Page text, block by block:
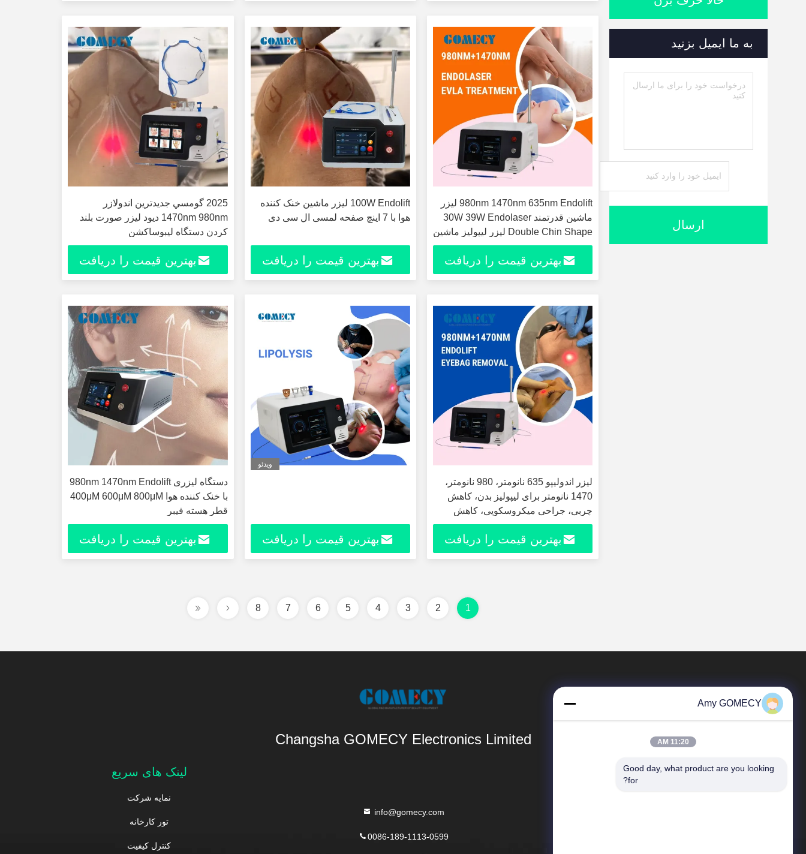
به ما ایمیل بزنید
ارسال
980nm 1470nm 635nm Endolift لیزر
ماشین قدرتمند 30W 39W Endolaser
Double Chin Shape لیزر لیپولیز ماشین
بهترین قیمت را دریافت
100W Endolift لیزر ماشین خنک کننده
هوا با 7 اینچ صفحه لمسی ال سی دی
بهترین قیمت را دریافت
2025 گومسي جديدترين اندولازر
1470nm 980nm ديود ليزر صورت بلند
کردن دستگاه ليبوساکشن
بهترین قیمت را دریافت
لیزر اندولیپو 635 نانومتر، 980 نانومتر،
1470 نانومتر برای لیپولیز بدن، کاهش
چربی، جراحی میکروسکوپی، کاهش
چربی، کانتورینگ بدن و سفت کردن
پوست با فناوری لیزر دقیق
بهترین قیمت را دریافت
ویدئو
بهترین قیمت را دریافت
دستگاه لیزری 980nm 1470nm Endolift
با خنک کننده هوا 400μM 600μM 800μM
قطر هسته فیبر
بهترین قیمت را دریافت
1
2
3
4
5
6
7
8
Changsha GOMECY Electronics Limited
محصولات
info@gomecy.com
0086-189-1113-0599
لینک های سریع
نمایه شرکت
تور کارخانه
کنترل کیفیت
Amy GOMECY
11:20 AM
Good day, what product are you looking
for?